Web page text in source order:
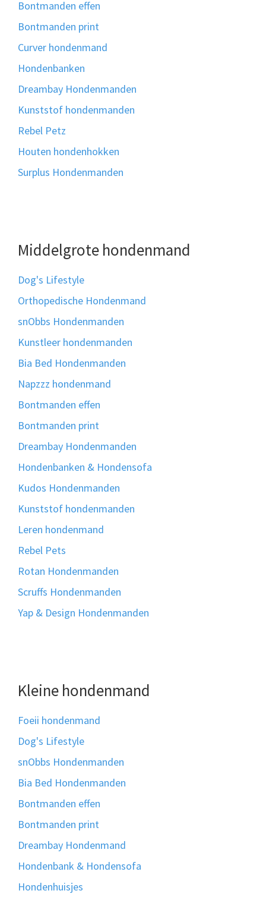
Bontmanden effen
Bontmanden print
Curver hondenmand
Hondenbanken
Dreambay Hondenmanden
Kunststof hondenmanden
Rebel Petz
Houten hondenhokken
Surplus Hondenmanden
Middelgrote hondenmand
Dog's Lifestyle
Orthopedische Hondenmand
snObbs Hondenmanden
Kunstleer hondenmanden
Bia Bed Hondenmanden
Napzzz hondenmand
Bontmanden effen
Bontmanden print
Dreambay Hondenmanden
Hondenbanken & Hondensofa
Kudos Hondenmanden
Kunststof hondenmanden
Leren hondenmand
Rebel Pets
Rotan Hondenmanden
Scruffs Hondenmanden
Yap & Design Hondenmanden
Kleine hondenmand
Foeii hondenmand
Dog's Lifestyle
snObbs Hondenmanden
Bia Bed Hondenmanden
Bontmanden effen
Bontmanden print
Dreambay Hondenmand
Hondenbank & Hondensofa
Hondenhuisjes